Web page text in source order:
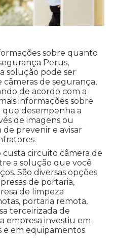
sobre quanto
Perus,
solução pode ser
de segurança,
de acordo com a
informações sobre
que desempenha a
de imagens ou
prevenir e avisar
circuito câmera de
a solução que você
São diversas opções
de portaria,
de limpeza
portaria remota,
terceirizada de
empresa investiu em
e em equipamentos